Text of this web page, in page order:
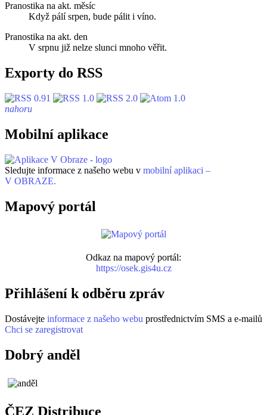
Pranostika na akt. měsíc
Když pálí srpen, bude pálit i víno.
Pranostika na akt. den
V srpnu již nelze slunci mnoho věřit.
Exporty do RSS
nahoru
Mobilní aplikace
Sledujte informace z našeho webu v mobilní aplikaci –
V OBRAZE.
Mapový portál
Odkaz na mapový portál:
https://osek.gis4u.cz
Přihlášení k odběru zpráv
Dostávejte informace z našeho webu prostřednictvím SMS a e-mailů
Chci se zaregistrovat
Dobrý anděl
ČEZ Distribuce